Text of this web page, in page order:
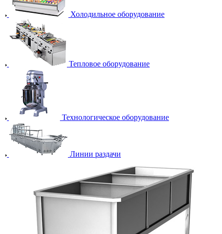
Холодильное оборудование
Тепловое оборудование
Технологическое оборудование
Линии раздачи